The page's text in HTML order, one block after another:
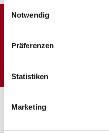
Einwilligungsauswahl
Notwendig
Präferenzen
Statistiken
Marketing